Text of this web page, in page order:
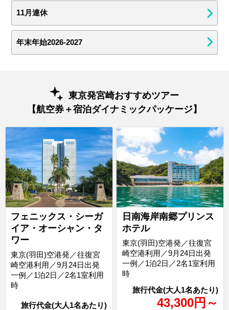
11月連休
年末年始2026-2027
東京発宮崎おすすめツアー
【航空券＋宿泊ダイナミックパッケージ】
フェニックス・シーガ
イア・オーシャン・タ
ワー
東京(羽田)空港発／往復宮
崎空港利用／9月24日出発
一例／1泊2日／2名1室利用
時
日南海岸南郷プリンス
ホテル
43,300円 ～
東京(羽田)空港発／往復宮
崎空港利用／9月24日出発
一例／1泊2日／2名1室利用
時